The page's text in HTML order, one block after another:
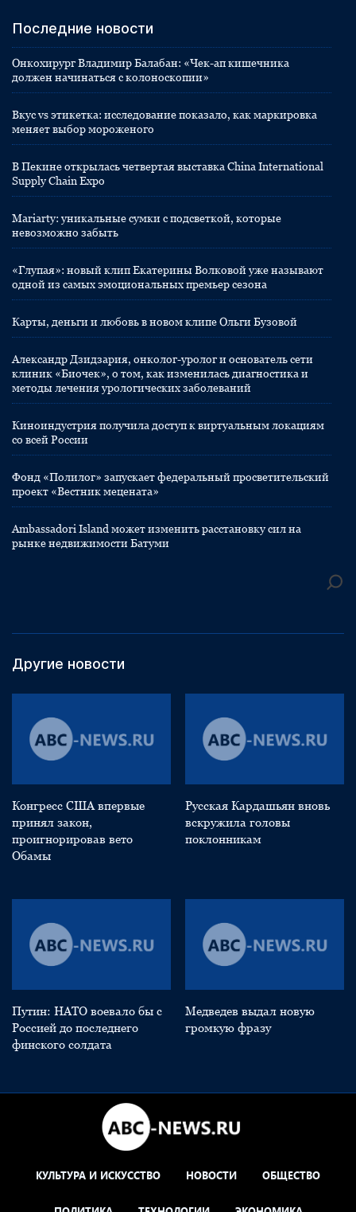
Последние новости
Онкохирург Владимир Балабан: «Чек-ап кишечника
должен начинаться с колоноскопии»
Вкус vs этикетка: исследование показало, как маркировка
меняет выбор мороженого
В Пекине открылась четвертая выставка China International
Supply Chain Expo
Mariarty: уникальные сумки с подсветкой, которые
невозможно забыть
«Глупая»: новый клип Екатерины Волковой уже называют
одной из самых эмоциональных премьер сезона
Карты, деньги и любовь в новом клипе Ольги Бузовой
Александр Дзидзария, онколог-уролог и основатель сети
клиник «Биочек», о том, как изменилась диагностика и
методы лечения урологических заболеваний
Киноиндустрия получила доступ к виртуальным локациям
со всей России
Фонд «Полилог» запускает федеральный просветительский
проект «Вестник мецената»
Ambassadori Island может изменить расстановку сил на
рынке недвижимости Батуми
Другие новости
Конгресс США впервые
принял закон,
проигнорировав вето
Обамы
Русская Кардашьян вновь
вскружила головы
поклонникам
Путин: НАТО воевало бы с
Россией до последнего
финского солдата
Медведев выдал новую
громкую фразу
КУЛЬТУРА И ИСКУССТВО НОВОСТИ ОБЩЕСТВО